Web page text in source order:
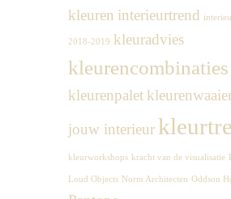
kleuren interieurtrend
2018-2019 kleuradvies
kleurencombinaties
kleurenpalet
jouw interieur
kleurworkshops kracht van de visualisatie
Loud Objects Norm Architecten Oddson